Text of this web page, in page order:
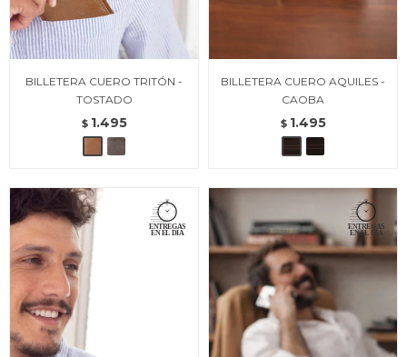
BILLETERA CUERO TRITÓN -
TOSTADO
$ 1.495
BILLETERA CUERO AQUILES -
CAOBA
$ 1.495